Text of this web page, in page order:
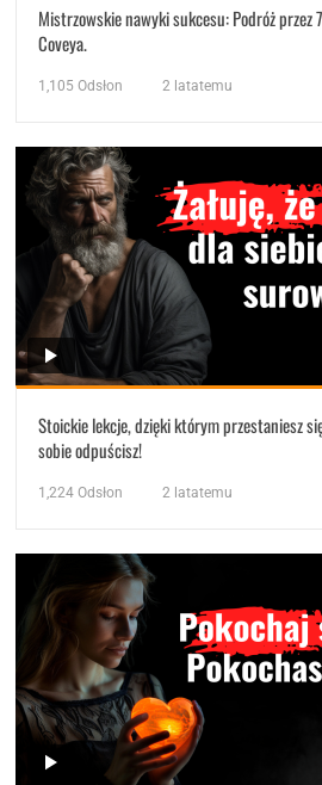
Mistrzowskie nawyki sukcesu: Podróż przez
Coveya.
1,105 Odsłon 2 latatemu
Stoickie lekcje, dzięki którym przestaniesz
sobie odpuścisz!
1,224 Odsłon 2 latatemu